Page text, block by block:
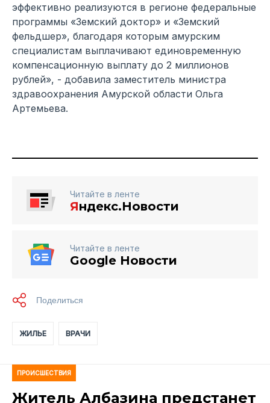
эффективно реализуются в регионе федеральные
программы «Земский доктор» и «Земский
фельдшер», благодаря которым амурским
специалистам выплачивают единовременную
компенсационную выплату до 2 миллионов
рублей», - добавила заместитель министра
здравоохранения Амурской области Ольга
Артемьева.
Читайте в ленте
Яндекс.Новости
Читайте в ленте
Google Новости
ЖИЛЬЕ ВРАЧИ
ПРОИСШЕСТВИЯ
Житель Албазина предстанет